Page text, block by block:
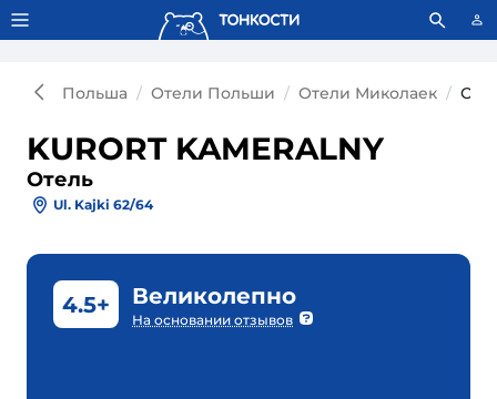
Тонкости используют сookie-файлы. Что это значит?
Польша Отели Польши Отели Миколаек
KURORT KAMERALNY
Отель
Ul. Kajki 62/64
4.5+ Великолепно
На основании отзывов